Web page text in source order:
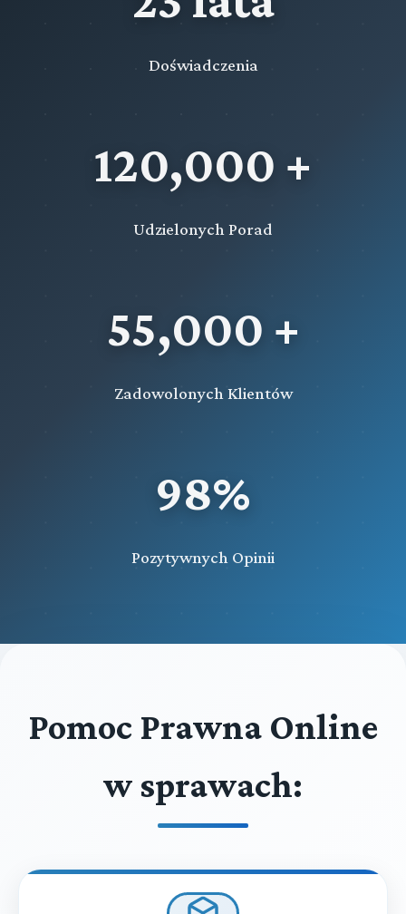
Doświadczenia
120,000 +
Udzielonych Porad
55,000 +
Zadowolonych Klientów
98%
Pozytywnych Opinii
Pomoc Prawna Online
w sprawach: